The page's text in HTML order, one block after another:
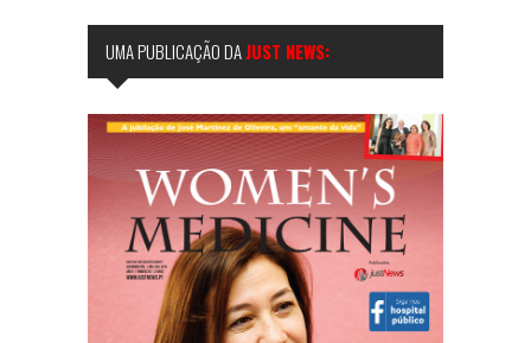
UMA PUBLICAÇÃO DAJUST NEWS: